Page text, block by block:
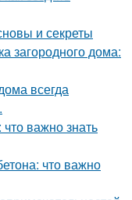
и секреты
загородного дома:
всегда
важно знать
что важно